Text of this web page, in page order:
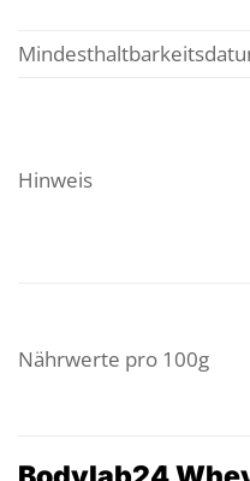
Hinweis
Nährwerte pro 100g